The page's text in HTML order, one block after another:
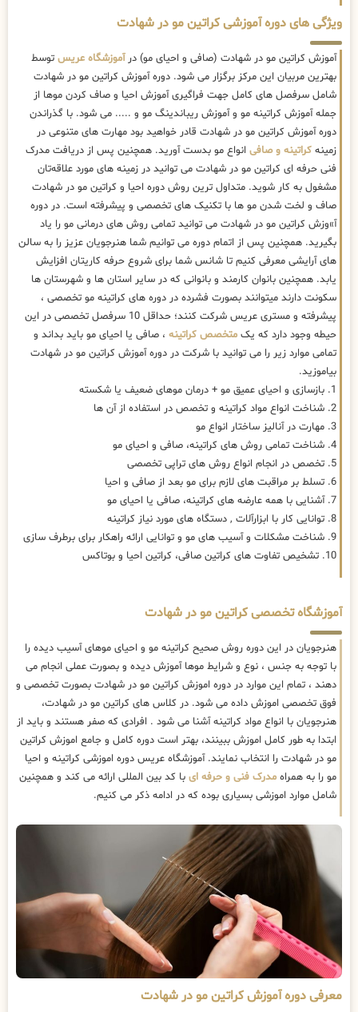
ویژگی های دوره آموزشی کراتین مو در شهادت
آموزش کراتین مو در شهادت (صافی و احیای مو) درآموزشگاه عریس توسط
بهترین مربیان این مرکز برگزار می شود. دوره آموزش کراتین مو در شهادت
شامل سرفصل های کامل جهت فراگیری آموزش احیا و صاف کردن موها از
جمله آموزش کراتینه مو و آموزش ریباندینگ مو و ..... می شود. با گذراندن
دوره آموزش کراتین مو در شهادت قادر خواهید بود مهارت های متنوعی در
زمینه کراتینه و صافی انواع مو بدست آورید. همچنین پس از دریافت مدرک
فنی حرفه ای کراتین مو در شهادت می توانید در زمینه های مورد علاقه‌تان
مشغول به کار شوید. متداول ترین روش دوره احیا و کراتین مو در شهادت
صاف و لخت شدن مو ها با تکنیک های تخصصی و پیشرفته است. در دوره
آ»وزش کراتین مو در شهادت می توانید تمامی روش های درمانی مو را یاد
بگیرید. همچنین پس از اتمام دوره می توانیم شما هنرجویان عزیز را به سالن
های آرایشی معرفی کنیم تا شانس شما برای شروع حرفه کاریتان افزایش
یابد. همچنین بانوان کارمند و بانوانی که در سایر استان ها و شهرستان ها
سکونت دارند میتوانند بصورت فشرده در دوره های کراتینه مو تخصصی ،
پیشرفته و مستری عریس شرکت کنند؛ حداقل 10 سرفصل تخصصی در این
حیطه وجود دارد که یک متخصص کراتینه ، صافی یا احیای مو باید بداند و
تمامی موارد زیر را می توانید با شرکت در دوره آموزش کراتین مو در شهادت
بیاموزید.
1. بازسازی و احیای عمیق مو + درمان موهای ضعیف یا شکسته
2. شناخت انواع مواد کراتینه و تخصص در استفاده از آن ها
3. مهارت در آنالیز ساختار انواع مو
4. شناخت تمامی روش های کراتینه، صافی و احیای مو
5. تخصص در انجام انواع روش های تراپی تخصصی
6. تسلط بر مراقبت های لازم برای مو بعد از صافی و احیا
7. آشنایی با همه عارضه های کراتینه، صافی یا احیای مو
8. توانایی کار با ابزارآلات , دستگاه های مورد نیاز کراتینه
9. شناخت مشکلات و آسیب های مو و توانایی ارائه راهکار برای برطرف سازی
10. تشخیص تفاوت های کراتین صافی، کراتین احیا و بوتاکس
آموزشگاه تخصصی کراتین مو در شهادت
هنرجویان در این دوره روش صحیح کراتینه مو و احیای موهای آسیب دیده را
با توجه به جنس ، نوع و شرایط موها آموزش دیده و بصورت عملی انجام می
دهند ، تمام این موارد در دوره اموزش کراتین مو در شهادت بصورت تخصصی و
فوق تخصصی اموزش داده می شود. در کلاس های کراتین مو در شهادت،
هنرجویان با انواع مواد کراتینه آشنا می شود . افرادی که صفر هستند و باید از
ابتدا به طور کامل اموزش ببینند، بهتر است دوره کامل و جامع اموزش کراتین
مو در شهادت را انتخاب نمایند. آموزشگاه عریس دوره اموزشی کراتینه و احیا
مو را به همراه مدرک فنی و حرفه ای با کد بین المللی ارائه می کند و همچنین
شامل موارد اموزشی بسیاری بوده که در ادامه ذکر می کنیم.
معرفی دوره آموزش کراتین مو در شهادت